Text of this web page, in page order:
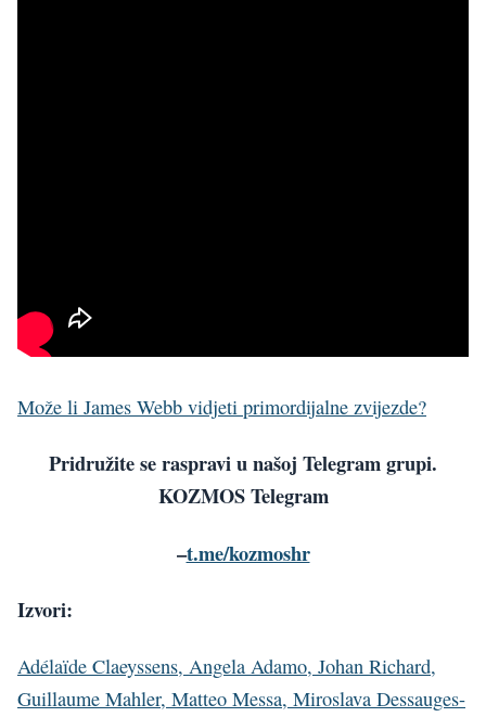
Može li James Webb vidjeti primordijalne zvijezde?
Pridružite se raspravi u našoj Telegram grupi.
KOZMOS Telegram
–t.me/kozmoshr
Izvori:
Adélaïde Claeyssens, Angela Adamo, Johan Richard,
Guillaume Mahler, Matteo Messa, Miroslava Dessauges-